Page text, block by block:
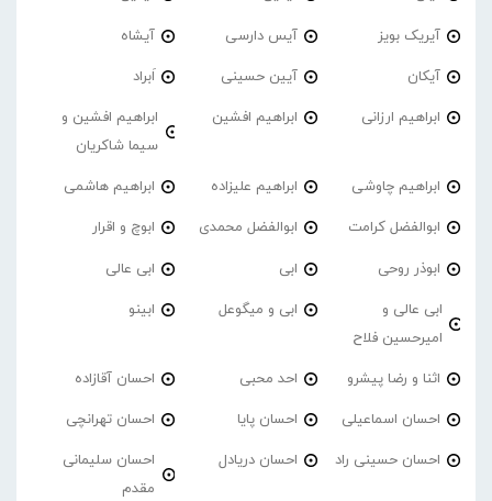
آیریک بویز آیس دارسی آیشاه
آیکان آیین حسینی اَبراد
ابراهیم ارزانی ابراهیم افشین
ابراهیم افشین و
سیما شاکریان
ابراهیم چاوشی ابراهیم علیزاده ابراهیم هاشمی
ابوالفضل کرامت ابوالفضل محمدی ابوچ و اقرار
ابوذر روحی ابی ابی عالی
ابی عالی و
امیرحسین فلاح
ابی و میگوعل ابینو
اثنا و رضا پیشرو احد محبی احسان آقازاده
احسان اسماعیلی احسان پایا احسان تهرانچی
احسان حسینی راد احسان دریادل
احسان سلیمانی
مقدم